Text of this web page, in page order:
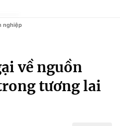
nghiệp
về nguồn
tương lai